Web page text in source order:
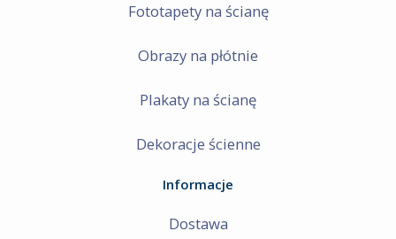
Fototapety na ścianę
Obrazy na płótnie
Plakaty na ścianę
Dekoracje ścienne
Informacje
Dostawa